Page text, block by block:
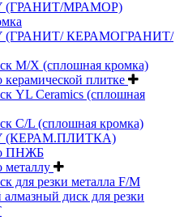
(ГРАНИТ/МРАМОР)
(ГРАНИТ/ КЕРАМОГРАНИТ/
M/X (сплошная кромка)
плитке
YL Ceramics (сплошная
C/L (сплошная кромка)
(КЕРАМ.ПЛИТКА)
ПНЖБ
металлу
для резки металла F/M
алмазный диск для резки